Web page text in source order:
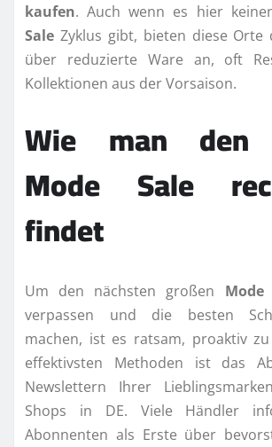
kaufen. Auch wenn es hier
Sale Zyklus gibt, bieten diese Orte
über reduzierte Ware an, oft
Kollektionen aus der Vorsaison.
Wie man den
Mode Sale
findet
Um den nächsten großen Mode
verpassen und die besten
machen, ist es ratsam, proaktiv
effektivsten Methoden ist das
Newslettern Ihrer
Shops in DE. Viele Händler
Abonnenten als Erste über